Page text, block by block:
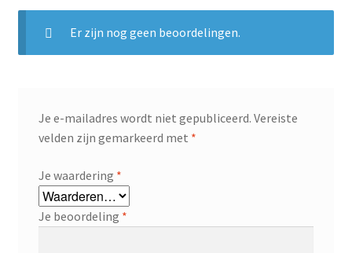
Er zijn nog geen beoordelingen.
Je e-mailadres wordt niet gepubliceerd. Vereiste
velden zijn gemarkeerd met *
Je waardering *
Je beoordeling *